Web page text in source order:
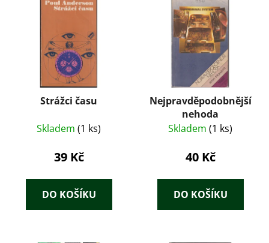
Strážci času
Skladem (1 ks)
39 Kč
DO KOŠÍKU
Nejpravděpodobnější
nehoda
Skladem (1 ks)
40 Kč
DO KOŠÍKU